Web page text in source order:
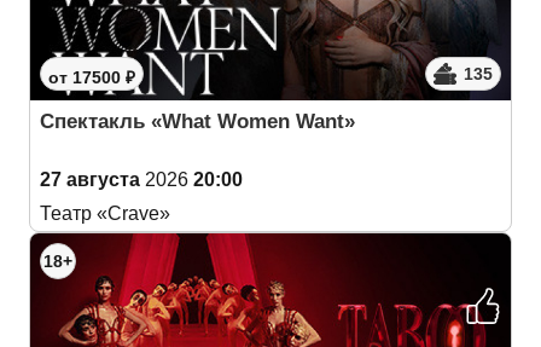
от 17500 ₽ 135
Спектакль «What Women Want»
27 августа 2026 20:00
Театр «Crave»
18+